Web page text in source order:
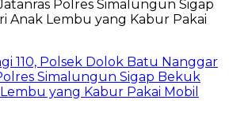
110, Polsek Dolok Batu Nanggar
Simalungun Sigap Bekuk
yang Kabur Pakai Mobil